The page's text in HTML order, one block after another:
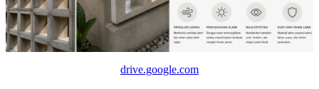
drive.google.com